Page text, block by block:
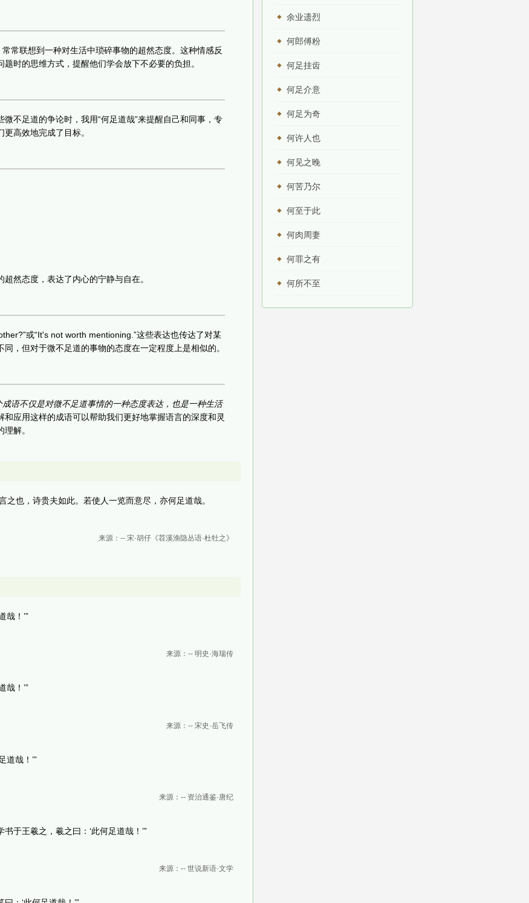
常联想到一种对生活中琐碎事物的超然态度。这种情感反
时的思维方式，提醒他们学会放下不必要的负担。
不足道的争论时，我用“何足道哉”来提醒自己和同事，专
高效地完成了目标。
然态度，表达了内心的宁静与自在。
或“It's not worth mentioning.”这些表达也传达了对某
，但对于微不足道的事物的态度在一定程度上是相似的。
成语不仅是对微不足道事情的一种态度表达，也是一种生活
和应用这样的成语可以帮助我们更好地掌握语言的深度和灵
解。
之也，诗贵夫如此。若使人一览而意尽，亦何足道哉。
来源：-- 宋·胡仔《苕溪渔隐丛语·杜牡之》
哉！’”
来源：-- 明史·海瑞传
哉！’”
来源：-- 宋史·岳飞传
道哉！’”
来源：-- 资治通鉴·唐纪
书于王羲之，羲之曰：‘此何足道哉！’”
来源：-- 世说新语·文学
余业遗烈
何郎傅粉
何足挂齿
何足介意
何足为奇
何许人也
何见之晚
何苦乃尔
何至于此
何肉周妻
何罪之有
何所不至